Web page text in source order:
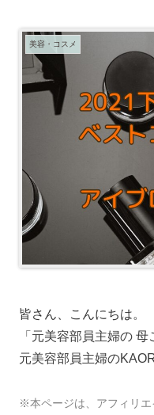
美容・コスメ
皆さん、こんにちは。
「元美容部員主婦の
元美容部員主婦の
※本ページは、アフィリエ